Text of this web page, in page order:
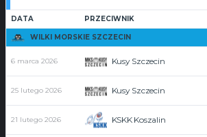
DATA PRZECIWNIK
WILKI MORSKIE SZCZECIN
6 marca 2026 Kusy Szczecin
25 lutego 2026 Kusy Szczecin
21 lutego 2026 KSKK Koszalin